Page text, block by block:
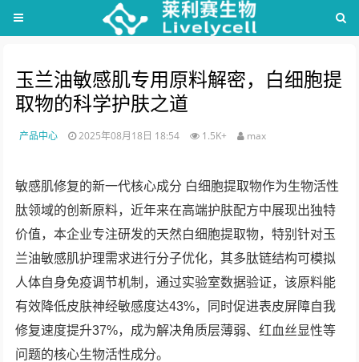
玉兰油敏感肌专用原料解密，白细胞提
取物的科学护肤之道
产品中心 2025年08月18日 18:54 1.5K+ max
敏感肌修复的新一代核心成分 白细胞提取物作为生物活性
肽领域的创新原料，近年来在高端护肤配方中展现出独特
价值，本企业专注研发的天然白细胞提取物，特别针对玉
兰油敏感肌护理需求进行分子优化，其多肽链结构可模拟
人体自身免疫调节机制，通过实验室数据验证，该原料能
有效降低皮肤神经敏感度达43%，同时促进表皮屏障自我
修复速度提升37%，成为解决角质层薄弱、红血丝显性等
问题的核心生物活性成分。